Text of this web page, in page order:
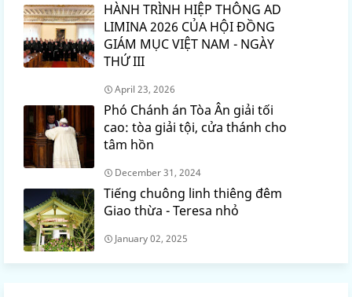
HÀNH TRÌNH HIỆP THÔNG AD
LIMINA 2026 CỦA HỘI ĐỒNG
GIÁM MỤC VIỆT NAM - NGÀY
THỨ III
April 23, 2026
Phó Chánh án Tòa Ân giải tối
cao: tòa giải tội, cửa thánh cho
tâm hồn
December 31, 2024
Tiếng chuông linh thiêng đêm
Giao thừa - Teresa nhỏ
January 02, 2025